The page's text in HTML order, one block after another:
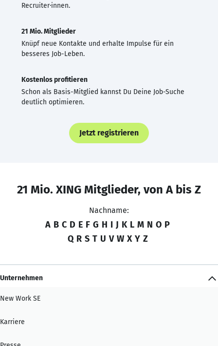
Recruiter·innen.
21 Mio. Mitglieder
Knüpf neue Kontakte und erhalte Impulse für ein
besseres Job-Leben.
Kostenlos profitieren
Schon als Basis-Mitglied kannst Du Deine Job-Suche
deutlich optimieren.
Jetzt registrieren
21 Mio. XING Mitglieder, von A bis Z
Nachname:
A B C D E F G H I J K L M N O P
Q R S T U V W X Y Z
Unternehmen
New Work SE
Karriere